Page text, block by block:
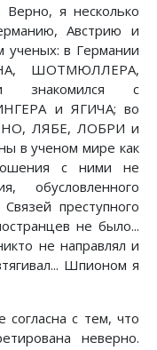
я несколько
Австрию и
ученых: в Германии
ШОТМЮЛЛЕРА,
знакомился с
и ЯГИЧА; во
ЛЯБЕ, ЛОБРИ и
в ученом мире как
с ними не
обусловленного
преступного
не было...
не направлял и
Шпионом я
с тем, что
неверно.